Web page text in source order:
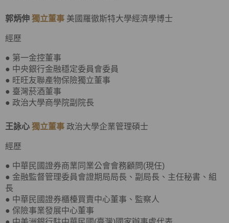
郭炳伸 獨立董事 美國羅徹斯特大學經濟學博士
經歷
● 第一金控董事
● 中央銀行金融穩定委員會委員
● 旺旺友聯產物保險獨立董事
● 臺灣菸酒董事
● 政治大學商學院副院長
王詠心 獨立董事 政治大學企業管理碩士
經歷
● 中華民國證券商業同業公會會務顧問(現任)
● 金融監督管理委員會證期局局長、副局長、主任秘書、組
長
● 中華民國證券櫃檯買賣中心董事、監察人
● 保險事業發展中心董事